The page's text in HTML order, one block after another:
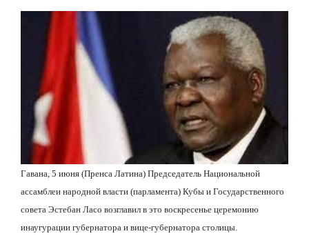
Гавана, 5 июня (Пренса Латина) Председатель Национальной
ассамблеи народной власти (парламента) Кубы и Государственного
совета Эстебан Ласо возглавил в это воскресенье церемонию
инаугурации губернатора и вице-губернатора столицы.